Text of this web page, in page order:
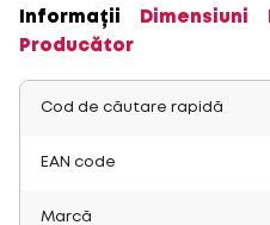
Informații Dimensiuni
Producător
Cod de căutare rapidă
EAN code
Marcă